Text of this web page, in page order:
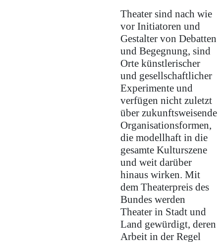
Theater sind nach wie
vor Initiatoren und
Gestalter von Debatten
und Begegnung, sind
Orte künstlerischer
und gesellschaftlicher
Experimente und
verfügen nicht zuletzt
über zukunftsweisende
Organisationsformen,
die modellhaft in die
gesamte Kulturszene
und weit darüber
hinaus wirken. Mit
dem Theaterpreis des
Bundes werden
Theater in Stadt und
Land gewürdigt, deren
Arbeit in der Regel